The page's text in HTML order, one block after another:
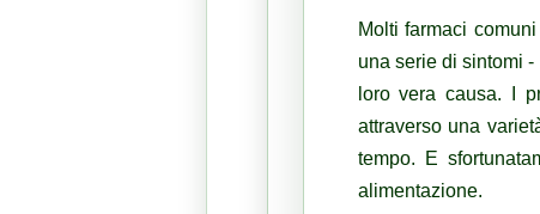
Molti farmaci
una serie di sintomi
loro vera causa.
I
attraverso una
tempo.
E
alimentazione.